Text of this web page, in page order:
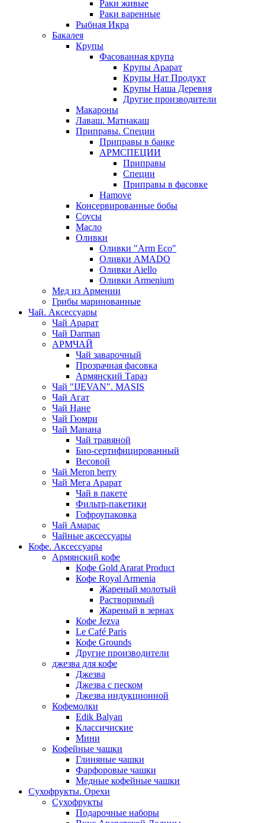
Раки живые
Раки варенные
Рыбная Икра
Бакалея
Крупы
Фасованная крупа
Крупы Арарат
Крупы Нат Продукт
Крупы Наша Деревня
Другие производители
Макароны
Лаваш. Матнакаш
Приправы. Специи
Приправы в банке
АРМСПЕЦИИ
Приправы
Специи
Приправы в фасовке
Hamove
Консервированные бобы
Соусы
Масло
Оливки
Оливки "Arm Eco"
Оливки AMADO
Оливки Aiello
Оливки Armenium
Мед из Армении
Грибы маринованные
Чай. Аксессуары
Чай Арарат
Чай Darman
АРМЧАЙ
Чай заварочный
Прозрачная фасовка
Армянский Тараз
Чай "IJEVAN". MASIS
Чай Агат
Чай Нане
Чай Гюмри
Чай Манана
Чай травяной
Био-сертифицированный
Весовой
Чай Meron berry
Чай Мега Арарат
Чай в пакете
Фильтр-пакетики
Гофроупаковка
Чай Амарас
Чайные аксессуары
Кофе. Аксессуары
Армянский кофе
Кофе Gold Ararat Product
Кофе Royal Armenia
Жареный молотый
Растворимый
Жареный в зернах
Кофе Jezva
Le Café Paris
Кофе Grounds
Другие производители
джезва для кофе
Джезва
Джезва с песком
Джезва индукционной
Кофемолки
Edik Balyan
Классичиские
Мини
Кофейные чашки
Глиняные чашки
Фарфоровые чашки
Медные кофейные чашки
Сухофрукты. Орехи
Сухофрукты
Подарочные наборы